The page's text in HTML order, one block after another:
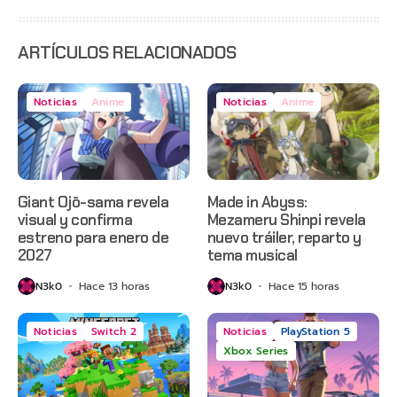
ARTÍCULOS RELACIONADOS
Noticias Anime
Giant Ojō-sama revela
visual y confirma
estreno para enero de
2027
N3k0 Hace 13 horas
Noticias Anime
Made in Abyss:
Mezameru Shinpi revela
nuevo tráiler, reparto y
tema musical
N3k0 Hace 15 horas
Noticias Switch 2 Noticias
PlayStation 5
Xbox Series